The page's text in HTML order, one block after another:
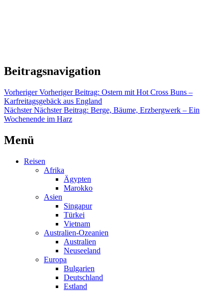
Beitragsnavigation
Vorheriger Vorheriger Beitrag: Ostern mit Hot Cross Buns –
Karfreitagsgebäck aus England
Nächster Nächster Beitrag: Berge, Bäume, Erzbergwerk – Ein
Wochenende im Harz
Menü
Reisen
Afrika
Ägypten
Marokko
Asien
Singapur
Türkei
Vietnam
Australien-Ozeanien
Australien
Neuseeland
Europa
Bulgarien
Deutschland
Estland